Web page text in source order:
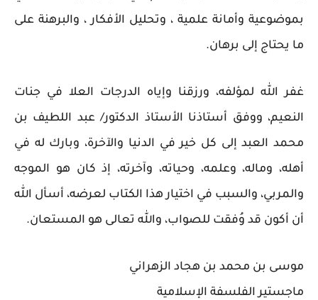
بموضوعية وأمانة علمية ، وتحليل الأفكار ، والبرهنة على
ما يحتاج إلى برهان.
غفر الله لمؤلفه، ورزقنا وإياه الدرجات العلا في جنات
النعيم، ووفق أستاذنا الأستاذ الدكتور/ عبد اللطيف بن
محمد العبد إلى كل خير في الدنيا والآخرة، وبارك له في
أهله، وماله، وعلمه، وحياته، وآخرته، إذ كان هو الموجه
والمربي، والسبب في اختيار هذا الكتاب لعرضه، أسأل الله
أن أكون قد وُفقت للصواب، والله تعالى هو المستعان.
موسى بن محمد بن هجاد الزهراني
ماجستير الفلسفة الإسلامية